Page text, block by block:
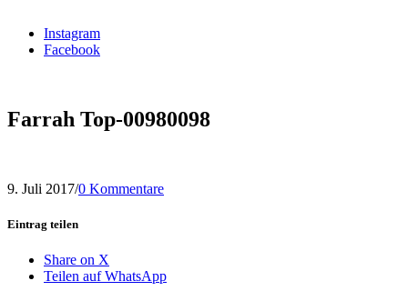
Instagram
Facebook
Farrah Top-00980098
9. Juli 2017/0 Kommentare
Eintrag teilen
Share on X
Teilen auf WhatsApp